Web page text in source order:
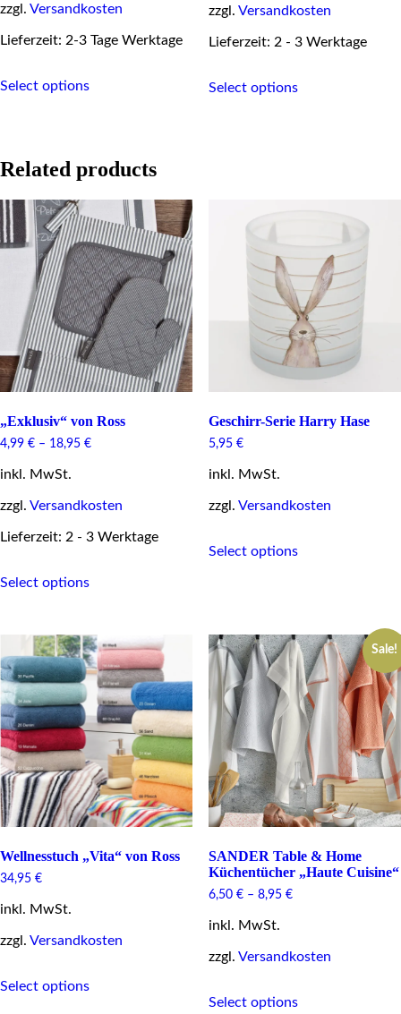
zzgl. Versandkosten
Lieferzeit: 2-3 Tage Werktage
Select optionsproduct
options
chosen
on
the
product
page
zzgl. Versandkosten
Lieferzeit: 2 - 3 Werktage
Select optionsproduct
the
product
page
Related products
„Exklusiv“ von Ross
4,99 € – 18,95 €
inkl. MwSt.
zzgl. Versandkosten
Lieferzeit: 2 - 3 Werktage
Select optionsproduct
variants.
The
options
may
be
chosen
on
the
product
page
Geschirr-Serie Harry Hase
5,95 €
inkl. MwSt.
zzgl. Versandkosten
Select optionsproduct
options
may
be
chosen
on
the
product
page
Wellnesstuch „Vita“ von Ross
34,95 €
inkl. MwSt.
zzgl. Versandkosten
Select optionsproduct
Sale!
SANDER Table & Home
Küchentücher „Haute Cuisine“
6,50 €– 8,95 €
inkl. MwSt.
zzgl. Versandkosten
Select optionsproduct